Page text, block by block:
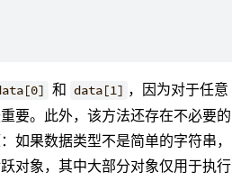
和 data[1] ，因为对于任意
要。此外，该方法还存在不必要的
如果数据类型不是简单的字符串，
对象，其中大部分对象仅用于执行